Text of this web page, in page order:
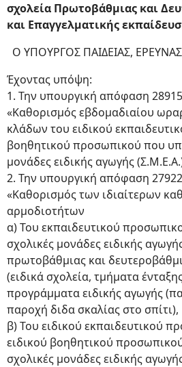
σχολεία Πρωτοβάθμιας και
και Επαγγελματικής
Ο ΥΠΟΥΡΓΟΣ ΠΑΙΔΕΙΑΣ,
Έχοντας υπόψη:
1. Την υπουργική απόφαση
«Καθορισμός εβδομαδιαίου
κλάδων του ειδικού
βοηθητικού προσωπικού που
μονάδες ειδικής αγωγής
2. Την υπουργική απόφαση
«Καθορισμός των ιδιαίτερων
αρμοδιοτήτων
α) Του εκπαιδευτικού
σχολικές μονάδες ειδικής
πρωτοβάθμιας και
(ειδικά σχολεία, τμήματα
προγράμματα ειδικής αγωγής
παροχή διδα σκαλίας στο σπίτι),
β) Του ειδικού εκπαιδευτικού
ειδικού βοηθητικού
σχολικές μονάδες ειδικής